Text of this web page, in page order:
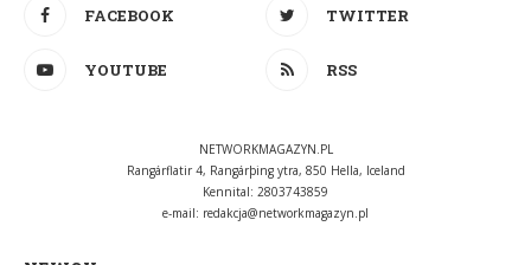
FACEBOOK TWITTER
YOUTUBE RSS
NETWORKMAGAZYN.PL
Rangárflatir 4, Rangárþing ytra, 850 Hella, Iceland
Kennital: 2803743859
e-mail: redakcja@networkmagazyn.pl